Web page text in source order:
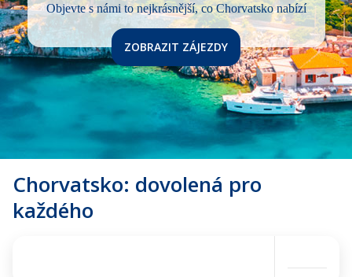
Objevte s námi to nejkrásnější, co Chorvatsko nabízí
ZOBRAZIT ZÁJEZDY
Chorvatsko: dovolená pro
každého